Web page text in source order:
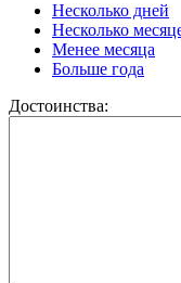
Несколько дней
Несколько
Менее месяца
Больше года
Достоинства: